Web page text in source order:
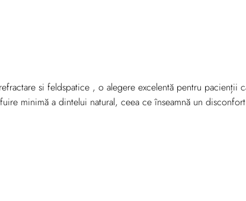
si feldspatice , o alegere excelentă pentru pacienții
minimă a dintelui natural, ceea ce înseamnă un